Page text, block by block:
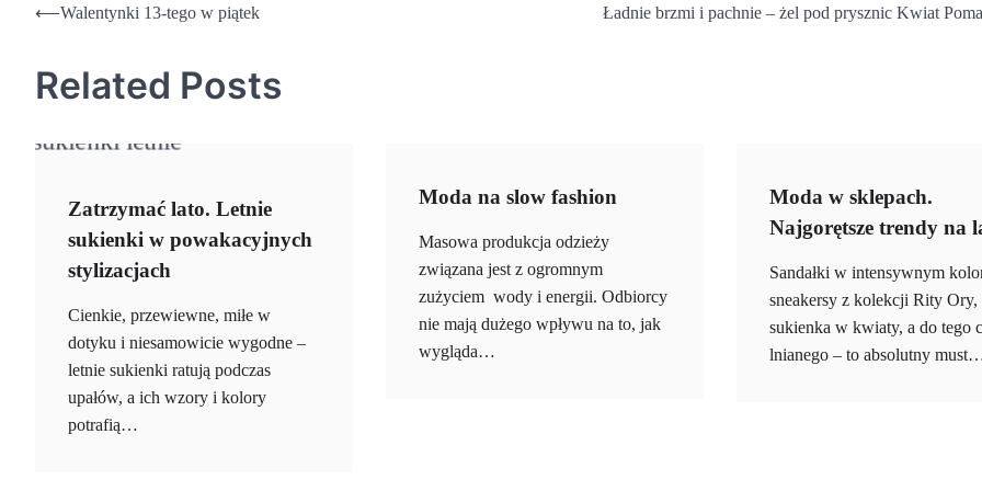
Nawigacja
⟵Walentynki 13-tego w piątek Ładnie brzmi i pachnie – żel pod prysznic Kwiat
Related Posts
Zatrzymać lato. Letnie
sukienki w powakacyjnych
stylizacjach
Cienkie, przewiewne, miłe w
dotyku i niesamowicie wygodne –
letnie sukienki ratują podczas
upałów, a ich wzory i kolory
potrafią…
Moda na slow fashion
Masowa produkcja odzieży
związana jest z ogromnym
zużyciem wody i energii. Odbiorcy
nie mają dużego wpływu na to, jak
wygląda…
Moda w sklepach.
Najgorętsze trendy na
Sandałki w intensywnym
sneakersy z kolekcji Rity Ory,
sukienka w kwiaty, a do tego
lnianego – to absolutny